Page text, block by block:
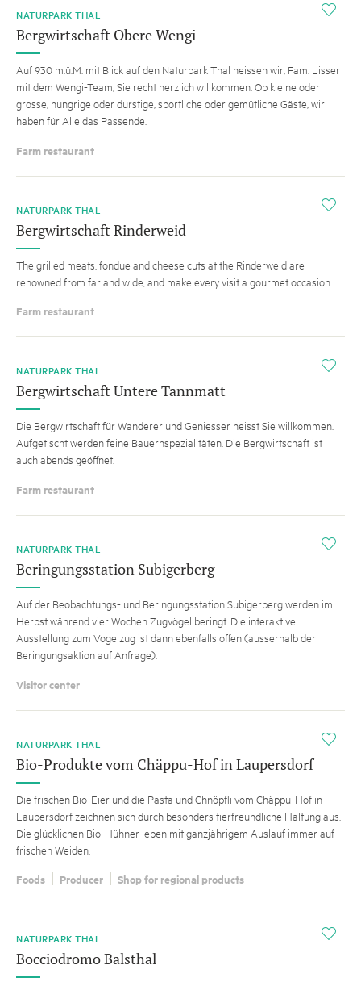
i
NATURPARK THAL
Bergwirtschaft Obere Wengi
Auf 930 m.ü.M. mit Blick auf den Naturpark Thal heissen wir, Fam. Lisser
mit dem Wengi-Team, Sie recht herzlich willkommen. Ob kleine oder
grosse, hungrige oder durstige, sportliche oder gemütliche Gäste, wir
haben für Alle das Passende.
Farm restaurant
i
NATURPARK THAL
Bergwirtschaft Rinderweid
The grilled meats, fondue and cheese cuts at the Rinderweid are
renowned from far and wide, and make every visit a gourmet occasion.
Farm restaurant
i
NATURPARK THAL
Bergwirtschaft Untere Tannmatt
Die Bergwirtschaft für Wanderer und Geniesser heisst Sie willkommen.
Aufgetischt werden feine Bauernspezialitäten. Die Bergwirtschaft ist
auch abends geöffnet.
Farm restaurant
i
NATURPARK THAL
Beringungsstation Subigerberg
Auf der Beobachtungs- und Beringungsstation Subigerberg werden im
Herbst während vier Wochen Zugvögel beringt. Die interaktive
Ausstellung zum Vogelzug ist dann ebenfalls offen (ausserhalb der
Beringungsaktion auf Anfrage).
Visitor center
i
NATURPARK THAL
Bio-Produkte vom Chäppu-Hof in Laupersdorf
Die frischen Bio-Eier und die Pasta und Chnöpfli vom Chäppu-Hof in
Laupersdorf zeichnen sich durch besonders tierfreundliche Haltung aus.
Die glücklichen Bio-Hühner leben mit ganzjährigem Auslauf immer auf
frischen Weiden.
Foods Producer Shop for regional products
i
NATURPARK THAL
Bocciodromo Balsthal